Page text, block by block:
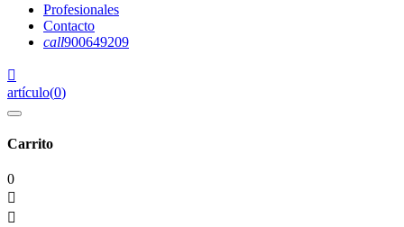
Profesionales
Contacto
call900649209

artículo(0)
Carrito
0

